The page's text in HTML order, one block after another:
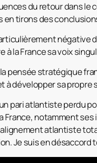
du retour dans le
en tirons des
négative
à la France sa voix
la pensée stratégique
à développer sa propre
pari atlantiste perdu
France, notamment
atlantiste
Je suis en désaccord